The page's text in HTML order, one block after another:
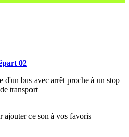
02
bus avec arrêt proche à un stop
transport